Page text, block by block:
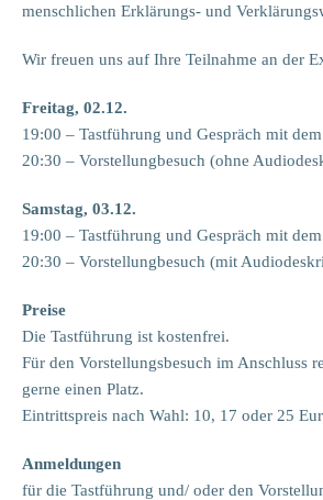
menschlichen Erklärungs- und
Wir freuen uns auf Ihre Teilnahme an der
Freitag, 02.12.
19:00 – Tastführung und Gespräch mit dem
20:30 – Vorstellungbesuch (ohne
Samstag, 03.12.
19:00 – Tastführung und Gespräch mit dem
20:30 – Vorstellungbesuch (mit
Preise
Die Tastführung ist kostenfrei.
Für den Vorstellungsbesuch im Anschluss
gerne einen Platz.
Eintrittspreis nach Wahl: 10, 17 oder 25
Anmeldungen
für die Tastführung und/ oder den